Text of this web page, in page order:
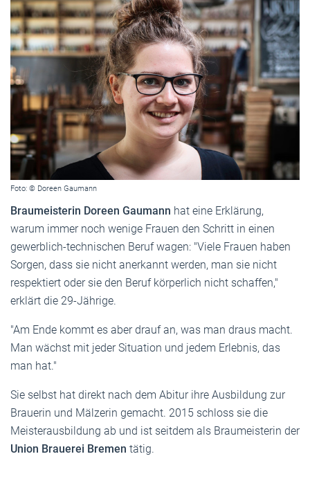
Foto: © Doreen Gaumann
Braumeisterin Doreen Gaumann hat eine Erklärung,
warum immer noch wenige Frauen den Schritt in einen
gewerblich-technischen Beruf wagen: "Viele Frauen haben
Sorgen, dass sie nicht anerkannt werden, man sie nicht
respektiert oder sie den Beruf körperlich nicht schaffen,"
erklärt die 29-Jährige.
"Am Ende kommt es aber drauf an, was man draus macht.
Man wächst mit jeder Situation und jedem Erlebnis, das
man hat."
Sie selbst hat direkt nach dem Abitur ihre Ausbildung zur
Brauerin und Mälzerin gemacht. 2015 schloss sie die
Meisterausbildung ab und ist seitdem als Braumeisterin der
Union Brauerei Bremen tätig.